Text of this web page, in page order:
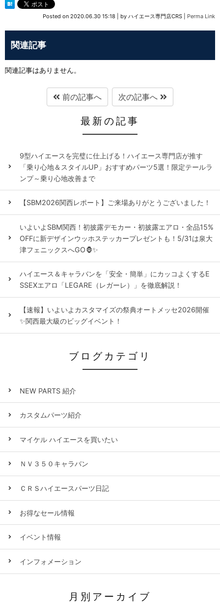
Posted on 2020.06.30 15:18 by ハイエース専門店CRS Perma Link
関連記事
関連記事はありません。
前の記事へ 次の記事へ
最新の記事
9型ハイエースを完璧に仕上げる！ハイエース専門店が推す
「乗り心地＆スタイルUP」おすすめパーツ5選！限定テールラ
ンプ～乗り心地改善まで
【SBM2026関西レポート】ご来場ありがとうございました！
いよいよSBM関西！初披露デモカー・初披露エアロ・全品15%
OFFに新デザインウッホステッカープレゼントも！5/31は泉大
津フェニックスへGO🦍✨
ハイエース＆キャラバンを「安全・簡単」にカッコよくするE
SSEXエアロ「LEGARE（レガーレ）」を徹底解説！
【速報】いよいよカスタマイズの祭典オートメッセ2026開催
✨関西最大級のビッグイベント！
ブログカテゴリ
NEW PARTS 紹介
カスタムパーツ紹介
マイケル ハイエースを買いたい
ＮＶ３５０キャラバン
ＣＲＳハイエースパーツ日記
お得なセール情報
イベント情報
インフォメーション
月別アーカイブ